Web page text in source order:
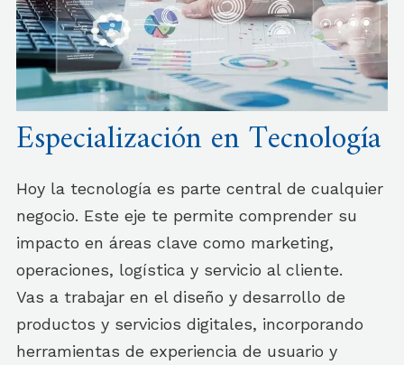
Especialización en Tecnología
Hoy la tecnología es parte central de cualquier
negocio. Este eje te permite comprender su
impacto en áreas clave como marketing,
operaciones, logística y servicio al cliente.
Vas a trabajar en el diseño y desarrollo de
productos y servicios digitales, incorporando
herramientas de experiencia de usuario y